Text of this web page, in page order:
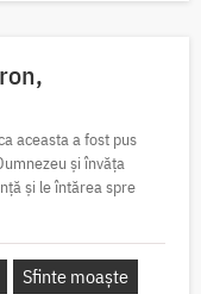
aceasta a fost pus
și învăța
și le întărea spre
Sfinte moaște